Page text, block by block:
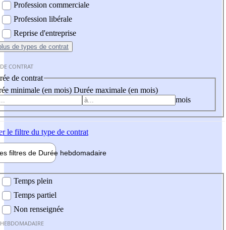
Profession commerciale
Profession libérale
Reprise d'entreprise
de types de contrat
CONTRAT
de contrat
minimale (en mois) Durée maximale (en mois)
mois
le filtre du type de contrat
filtres de Durée hebdomadaire
Temps plein
Temps partiel
Non renseignée